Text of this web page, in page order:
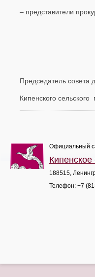
– представители
Председатель совета
Кипенского
Официальный
Кипенское
188515,
Телефон: +7